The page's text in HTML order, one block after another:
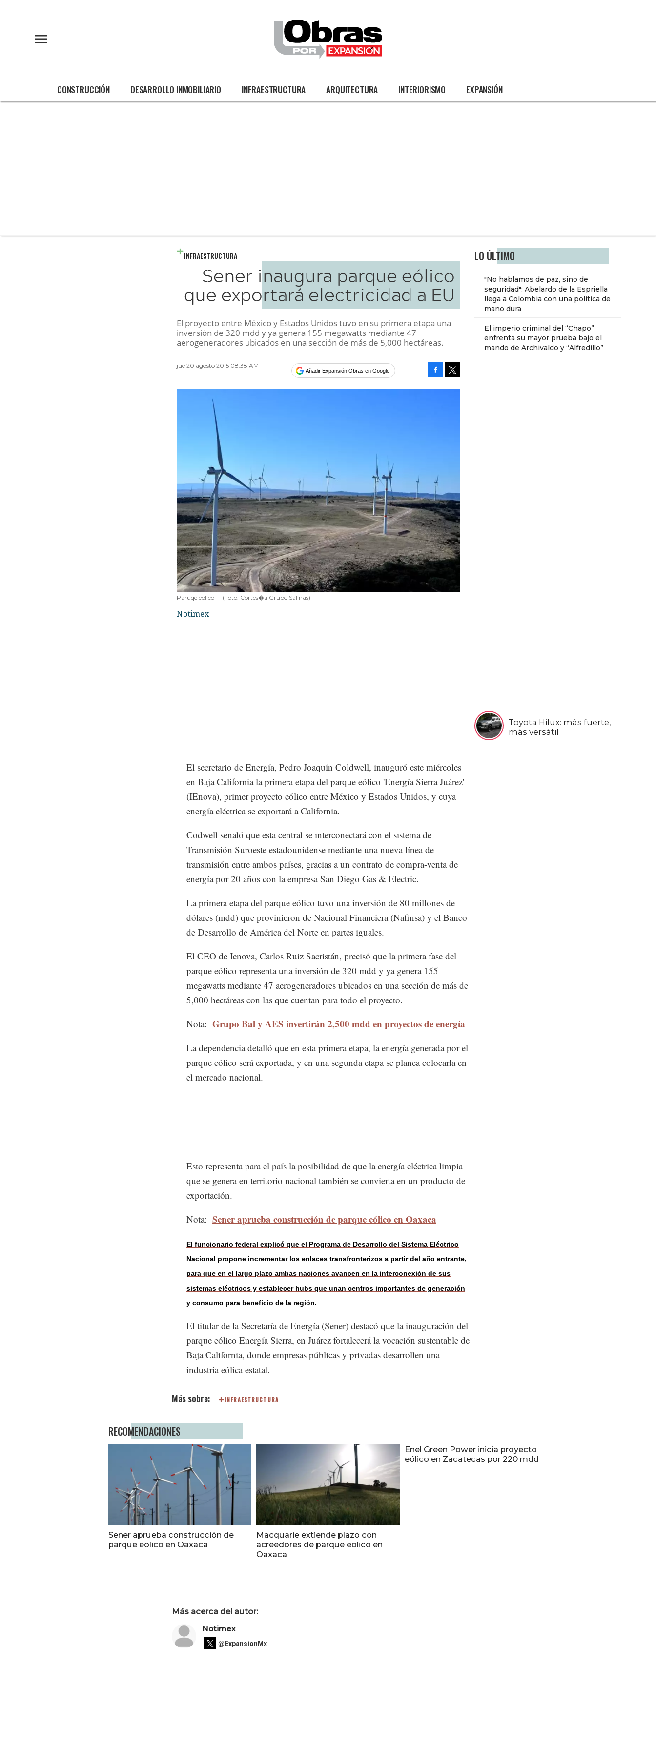
CONSTRUCCIÓN DESARROLLO INMOBILIARIO INFRAESTRUCTURA ARQUITECTURA INTERIORISMO EXPANSIÓN
LO ÚLTIMO
"No hablamos de paz, sino de
seguridad": Abelardo de la Espriella
llega a Colombia con una política de
mano dura
El imperio criminal del “Chapo”
enfrenta su mayor prueba bajo el
mando de Archivaldo y “Alfredillo”
Toyota Hilux: más fuerte,
más versátil
INFRAESTRUCTURA
Sener inaugura parque eólico
que exportará electricidad a EU
El proyecto entre México y Estados Unidos tuvo en su primera etapa una
inversión de 320 mdd y ya genera 155 megawatts mediante 47
aerogeneradores ubicados en una sección de más de 5,000 hectáreas.
jue 20 agosto 2015 08:38 AM
Añadir Expansión Obras en Google
Paruqe eolico - (Foto: Cortes�a Grupo Salinas)
Notimex
El secretario de Energía, Pedro Joaquín Coldwell, inauguró este miércoles
en Baja California la primera etapa del parque eólico 'Energía Sierra Juárez'
(IEnova), primer proyecto eólico entre México y Estados Unidos, y cuya
energía eléctrica se exportará a California.
Codwell señaló que esta central se interconectará con el sistema de
Transmisión Suroeste estadounidense mediante una nueva línea de
transmisión entre ambos países, gracias a un contrato de compra-venta de
energía por 20 años con la empresa San Diego Gas & Electric.
La primera etapa del parque eólico tuvo una inversión de 80 millones de
dólares (mdd) que provinieron de Nacional Financiera (Nafinsa) y el Banco
de Desarrollo de América del Norte en partes iguales.
El CEO de Ienova, Carlos Ruiz Sacristán, precisó que la primera fase del
parque eólico representa una inversión de 320 mdd y ya genera 155
megawatts mediante 47 aerogeneradores ubicados en una sección de más de
5,000 hectáreas con las que cuentan para todo el proyecto.
Nota: Grupo Bal y AES invertirán 2,500 mdd en proyectos de energía
La dependencia detalló que en esta primera etapa, la energía generada por el
parque eólico será exportada, y en una segunda etapa se planea colocarla en
el mercado nacional.
Esto representa para el país la posibilidad de que la energía eléctrica limpia
que se genera en territorio nacional también se convierta en un producto de
exportación.
Nota: Sener aprueba construcción de parque eólico en Oaxaca
El funcionario federal explicó que el Programa de Desarrollo del Sistema Eléctrico
Nacional propone incrementar los enlaces transfronterizos a partir del año entrante,
para que en el largo plazo ambas naciones avancen en la interconexión de sus
sistemas eléctricos y establecer hubs que unan centros importantes de generación
y consumo para beneficio de la región.
El titular de la Secretaría de Energía (Sener) destacó que la inauguración del
parque eólico Energía Sierra, en Juárez fortalecerá la vocación sustentable de
Baja California, donde empresas públicas y privadas desarrollen una
industria eólica estatal.
INFRAESTRUCTURA
RECOMENDACIONES
Sener aprueba construcción de
parque eólico en Oaxaca
Macquarie extiende plazo con
acreedores de parque eólico en
Oaxaca
Enel Green Power inicia proyecto
eólico en Zacatecas por 220 mdd
Más acerca del autor:
Notimex
@ExpansionMx